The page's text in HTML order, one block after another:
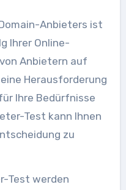
Anbieters ist
Ihrer Online-
Anbietern auf
Herausforderung
Ihre Bedürfnisse
Test kann Ihnen
zu
Test werden